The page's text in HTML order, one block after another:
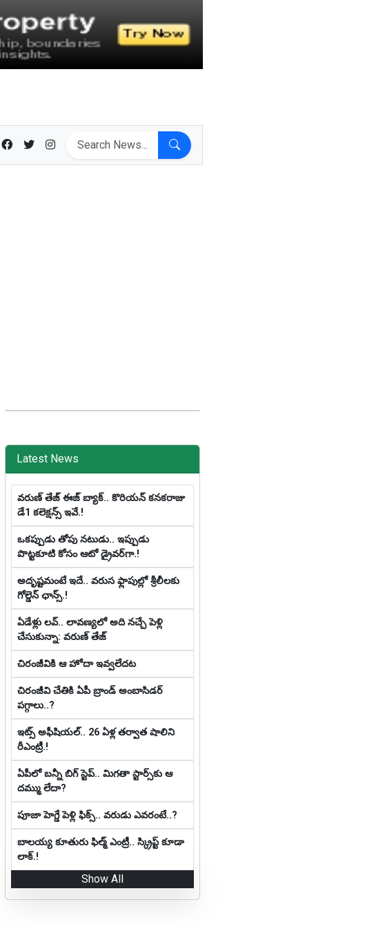
Latest News
వరుణ్ తేజ్ ఈజ్ బ్యాక్‌.. కొరియన్ కనకరాజు
డే1 క‌లెక్ష‌న్స్ ఇవే.!
ఒక‌ప్పుడు తోపు న‌టుడు.. ఇప్పుడు
పొట్టకూటి కోసం ఆటో డ్రైవ‌ర్‌గా.!
అదృష్టమంటే ఇదే.. వ‌రుస ఫ్లాపుల్లో శ్రీ‌లీల‌కు
గోల్డెన్ ఛాన్స్‌.!
ఏడేళ్లు ల‌వ్‌.. లావ‌ణ్య‌లో అది న‌చ్చే పెళ్లి
చేసుకున్నా: వ‌రుణ్ తేజ్‌
చిరంజీవికి ఆ హోదా ఇవ్వలేదట
చిరంజీవి చేతికి ఏపీ బ్రాండ్ అంబాసిడర్
పగ్గాలు..?
ఇట్స్ అఫీషియ‌ల్‌.. 26 ఏళ్ల తర్వాత షాలిని
రీఎంట్రీ.!
ఏపీలో బ‌న్నీ బిగ్ స్టెప్‌.. మిగ‌తా స్టార్స్‌కు ఆ
ద‌మ్ము లేదా?
పూజా హెగ్డే పెళ్లి ఫిక్స్.. వరుడు ఎవరంటే..?
బాల‌య్య కూతురు ఫిల్మ్ ఎంట్రీ.. స్క్రిప్ట్ కూడా
లాక్.!
Show All